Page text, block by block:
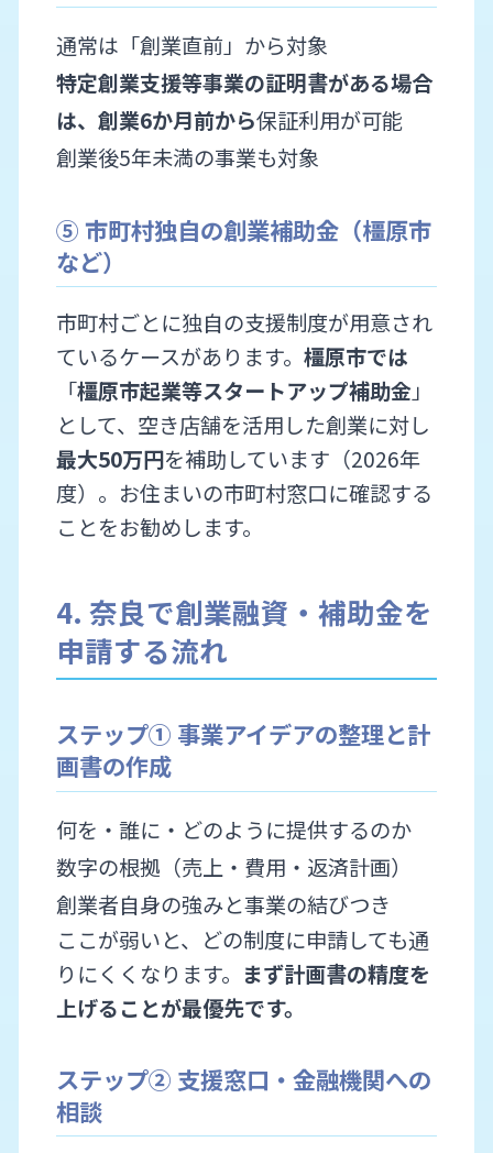
通常は「創業直前」から対象
特定創業支援等事業の証明書がある場合
は、創業6か月前から保証利用が可能
創業後5年未満の事業も対象
⑤ 市町村独自の創業補助金（橿原市
など）
市町村ごとに独自の支援制度が用意され
ているケースがあります。 橿原市では
「橿原市起業等スタートアップ補助金」
として、空き店舗を活用した創業に対し
最大50万円を補助しています（2026年
度）。お住まいの市町村窓口に確認する
ことをお勧めします。
4. 奈良で創業融資・補助金を
申請する流れ
ステップ① 事業アイデアの整理と計
画書の作成
何を・誰に・どのように提供するのか
数字の根拠（売上・費用・返済計画）
創業者自身の強みと事業の結びつき
ここが弱いと、どの制度に申請しても通
りにくくなります。 まず計画書の精度を
上げることが最優先です。
ステップ② 支援窓口・金融機関への
相談